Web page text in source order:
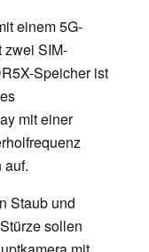
einem 5G-
zwei SIM-
Speicher ist
mit einer
auf.
Staub und
sollen